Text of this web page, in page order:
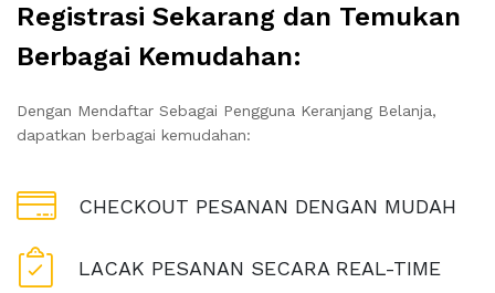
Registrasi Sekarang dan Temukan
Berbagai Kemudahan:
Dengan Mendaftar Sebagai Pengguna Keranjang Belanja,
dapatkan berbagai kemudahan:
CHECKOUT PESANAN DENGAN MUDAH
LACAK PESANAN SECARA REAL-TIME